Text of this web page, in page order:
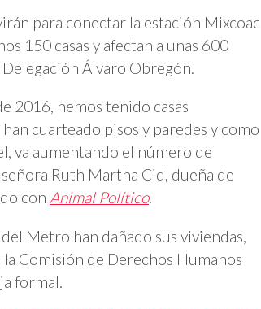
para conectar la estación Mixcoac
150 casas y afectan a unas 600
Álvaro Obregón.
2016, hemos tenido casas
cuarteado pisos y paredes y como
va aumentando el número de
Ruth Martha Cid, dueña de
con Animal Político.
Metro han dañado sus viviendas,
Comisión de Derechos Humanos
formal.